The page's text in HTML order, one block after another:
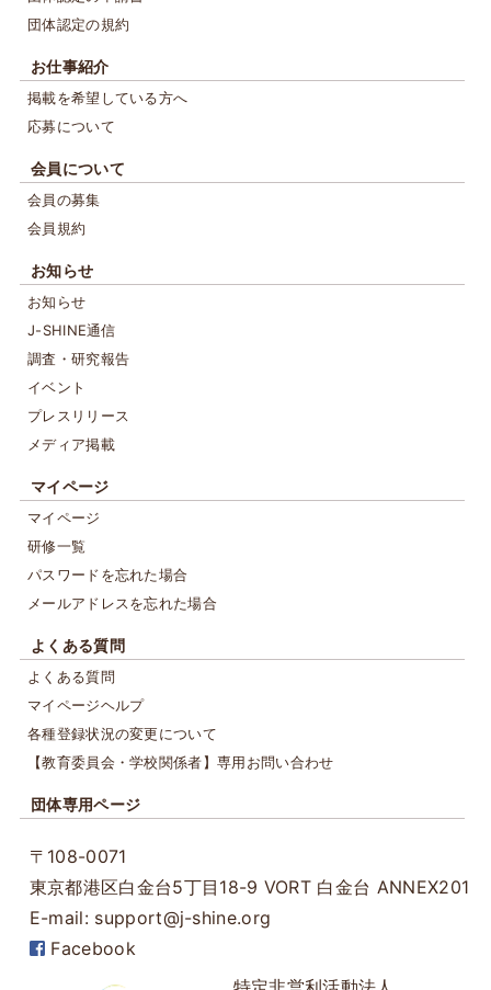
団体認定の規約
お仕事紹介
掲載を希望している方へ
応募について
会員について
会員の募集
会員規約
お知らせ
お知らせ
J-SHINE通信
調査・研究報告
イベント
プレスリリース
メディア掲載
マイページ
マイページ
研修一覧
パスワードを忘れた場合
メールアドレスを忘れた場合
よくある質問
よくある質問
マイページヘルプ
各種登録状況の変更について
【教育委員会・学校関係者】専用お問い合わせ
団体専用ページ
〒108-0071
東京都港区白金台5丁目18-9 VORT 白金台 ANNEX201
E-mail: support@j-shine.org
Facebook